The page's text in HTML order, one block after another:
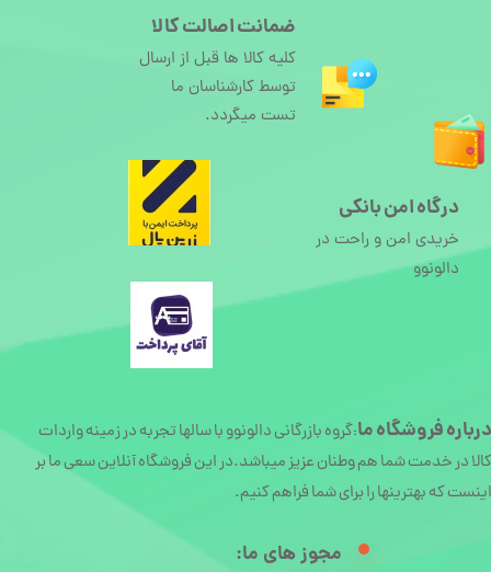
دربارهفروشگاه ما:گروه بازرگانی دالونوو با سالها تجربه در زمینه واردات
کالا در خدمت شما هم وطنان عزیز میباشد.در این فروشگاه آنلاین سعی ما بر
اینست که بهترینها را برای شما فراهم کنیم.
درگاه امن بانکی
خریدی امن و راحت در
دالونوو
ضمانت اصالت کالا
کلیه کالا ها قبل از ارسال
توسط کارشناسان ما
تست میگردد.
مجوز های ما:​